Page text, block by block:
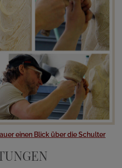
einen Blick über die Schulter